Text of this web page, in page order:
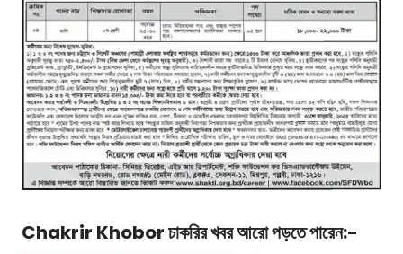
Chakrir Khobor চাকরির খবর আরো পড়তে পারেন:-